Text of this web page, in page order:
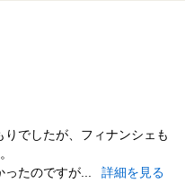
でしたが、フィナンシェも
ったのですが...
詳細を見る